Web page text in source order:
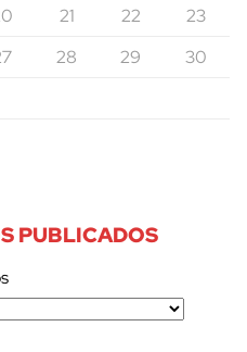
21 22
23
28 29
30
PUBLICADOS